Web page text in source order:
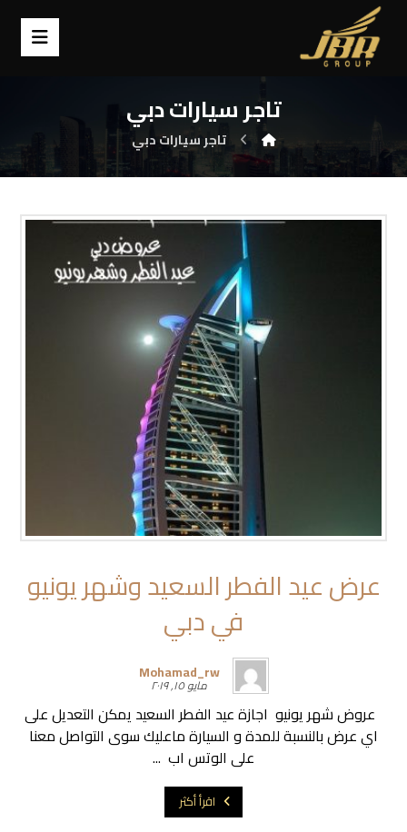
تاجر سيارات دبي
تاجر سيارات دبي
عرض عيد الفطر السعيد وشهر يونيو
في دبي
Mohamad_rw
مايو ١٥, ٢٠١٩
عروض شهر يونيو اجازة عيد الفطر السعيد يمكن التعديل على
اي عرض بالنسبة للمدة و السيارة ماعليك سوى التواصل معنا
على الوتس اب ...
اقرأ أكثر